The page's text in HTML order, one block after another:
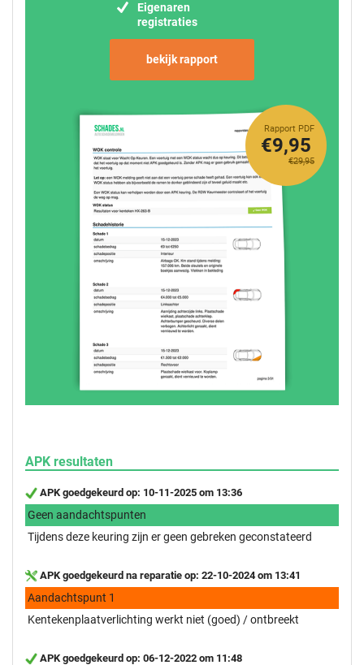
Eigenaren
registraties
bekijk rapport
Rapport PDF
€29,95
€9,95
APK resultaten
APK goedgekeurd op: 10-11-2025 om 13:36
Geen aandachtspunten
Tijdens deze keuring zijn er geen gebreken geconstateerd
APK goedgekeurd na reparatie op: 22-10-2024 om 13:41
Aandachtspunt 1
Kentekenplaatverlichting werkt niet (goed) / ontbreekt
APK goedgekeurd op: 06-12-2022 om 11:48